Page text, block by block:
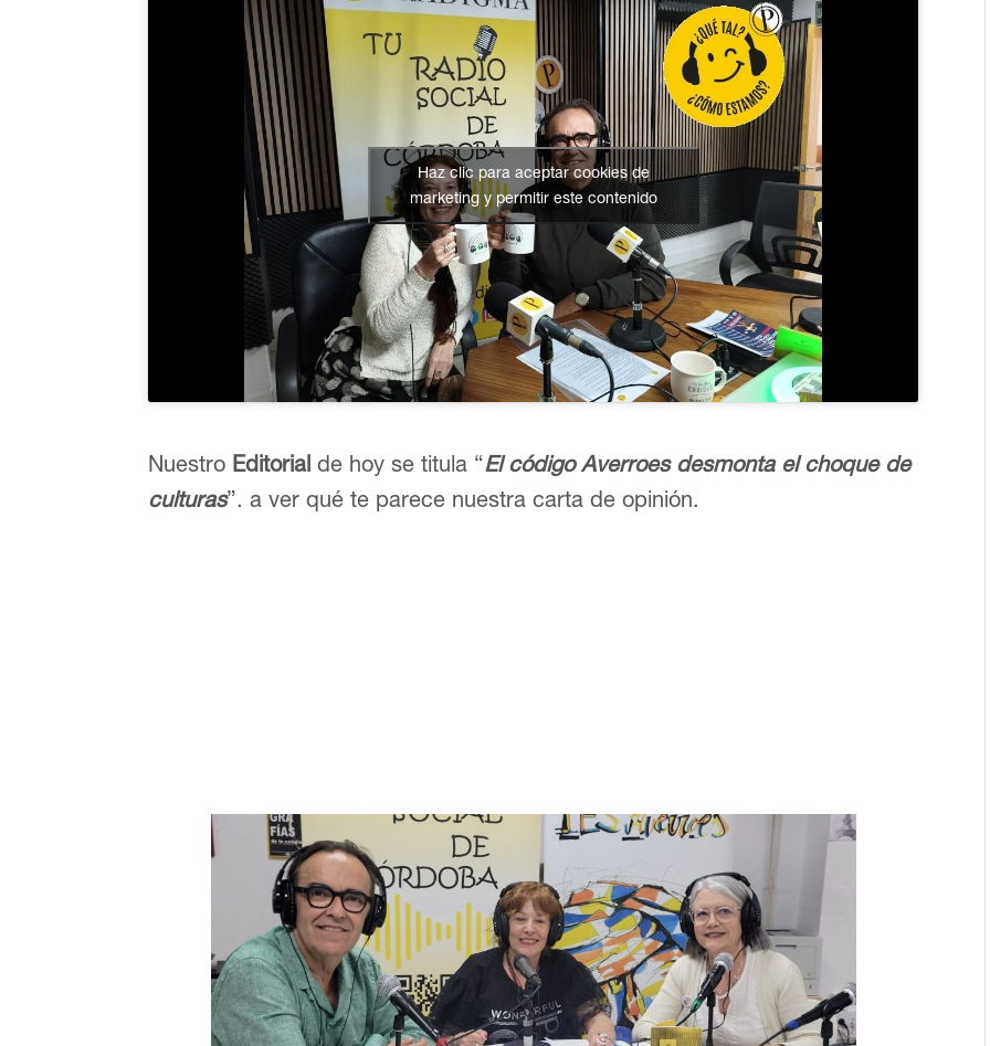
Haz clic para aceptar cookies de
marketing y permitir este contenido
Nuestro Editorial de hoy se titula “El código Averroes desmonta el choque de
culturas”. a ver qué te parece nuestra carta de opinión.